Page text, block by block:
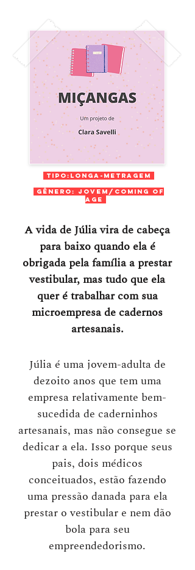
Tipo:Longa-Metragem
Gênero: JoveM/Coming of
Age
A vida de Júlia vira de cabeça
para baixo quando ela é
obrigada pela família a prestar
vestibular, mas tudo que ela
quer é trabalhar com sua
microempresa de cadernos
artesanais.
Júlia é uma jovem-adulta de
dezoito anos que tem uma
empresa relativamente bem-
sucedida de caderninhos
artesanais, mas não consegue se
dedicar a ela. Isso porque seus
pais, dois médicos
conceituados, estão fazendo
uma pressão danada para ela
prestar o vestibular e nem dão
bola para seu
empreendedorismo.